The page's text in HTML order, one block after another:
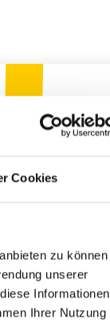
Cookies
zu können
unserer
Informationen
Ihrer Nutzung